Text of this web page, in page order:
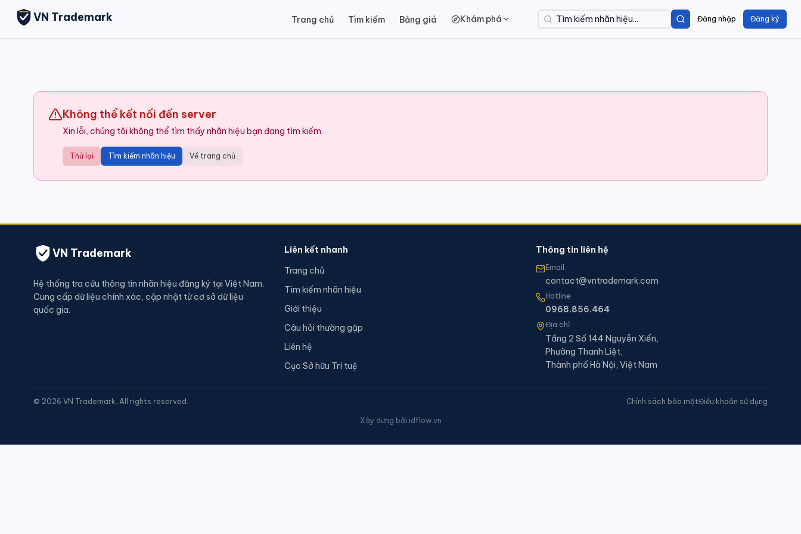
VN Trademark Trang chủ Tìm kiếm Bảng giá Khám phá Đăng nhập Đăng ký
Không thể kết nối đến server
Xin lỗi, chúng tôi không thể tìm thấy nhãn hiệu bạn đang tìm kiếm.
Thử lại Tìm kiếm nhãn hiệu Về trang chủ
VN Trademark
Hệ thống tra cứu thông tin nhãn hiệu đăng ký tại Việt Nam.
Cung cấp dữ liệu chính xác, cập nhật từ cơ sở dữ liệu
quốc gia.
Liên kết nhanh
Trang chủ
Tìm kiếm nhãn hiệu
Giới thiệu
Câu hỏi thường gặp
Liên hệ
Cục Sở hữu Trí tuệ
Thông tin liên hệ
Email
contact@vntrademark.com
Hotline
0968.856.464
Địa chỉ
Tầng 2 Số 144 Nguyễn Xiển,
Phường Thanh Liệt,
Thành phố Hà Nội, Việt Nam
© 2026 VN Trademark. All rights reserved. Chính sách bảo mậtĐiều khoản sử dụng
Xây dựng bởi idflow.vn